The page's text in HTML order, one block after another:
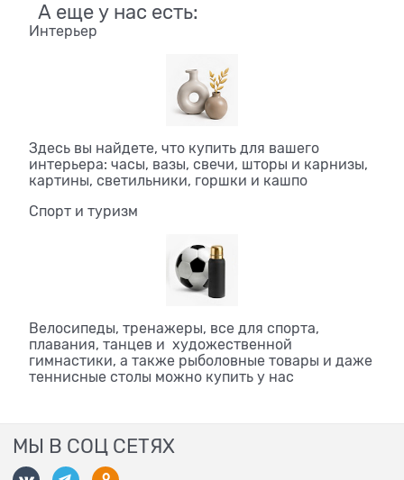
А еще у нас есть:
Интерьер
Здесь вы найдете, что купить для вашего
интерьера: часы, вазы, свечи, шторы и карнизы,
картины, светильники, горшки и кашпо
Спорт и туризм
Велосипеды, тренажеры, все для спорта,
плавания, танцев и художественной
гимнастики, а также рыболовные товары и даже
теннисные столы можно купить у нас
МЫ В СОЦ СЕТЯХ